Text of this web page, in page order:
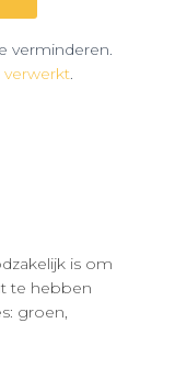
verminderen.
verwerkt.
is om
te hebben
groen,